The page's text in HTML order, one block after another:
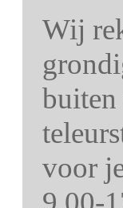
Wij
voor